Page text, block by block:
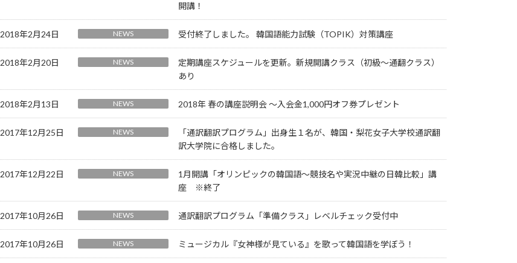
開講！
2018年2月24日 NEWS 受付終了しました。 韓国語能力試験（TOPIK）対策講座
2018年2月20日 NEWS
定期講座スケジュールを更新。新規開講クラス（初級～通翻クラス）
あり
2018年2月13日 NEWS 2018年 春の講座説明会 ～入会金1,000円オフ券プレゼント
2017年12月25日 NEWS
「通訳翻訳プログラム」出身生１名が、韓国・梨花女子大学校通訳翻
訳大学院に合格しました。
2017年12月22日 NEWS
1月開講「オリンピックの韓国語～競技名や実況中継の日韓比較」講
座 ※終了
2017年10月26日 NEWS 通訳翻訳プログラム「準備クラス」レベルチェック受付中
2017年10月26日 NEWS ミュージカル『女神様が見ている』を歌って韓国語を学ぼう！